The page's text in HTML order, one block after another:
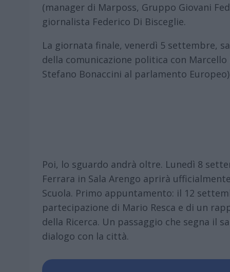
(manager di Marposs, Gruppo Giovani
giornalista Federico Di Bisceglie.
La giornata finale, venerdì 5 settembre,
della comunicazione politica con
Stefano Bonaccini al parlamento
Poi, lo sguardo andrà oltre. Lunedì 8
Ferrara in Sala Arengo aprirà
Scuola. Primo appuntamento: il 12
partecipazione di Mario Resca e di un
della Ricerca. Un passaggio che segna il
dialogo con la città.